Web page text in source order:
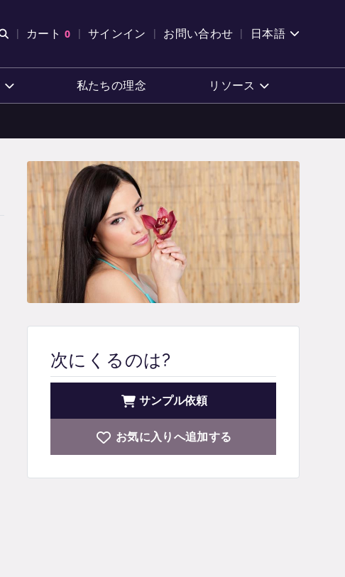
検索を開く
カート 0
カートを確認する
サインイン お問い合わせ 日本語
私たちの理念 リソース
次にくるのは?
サンプル依頼
お気に入りへ追加する